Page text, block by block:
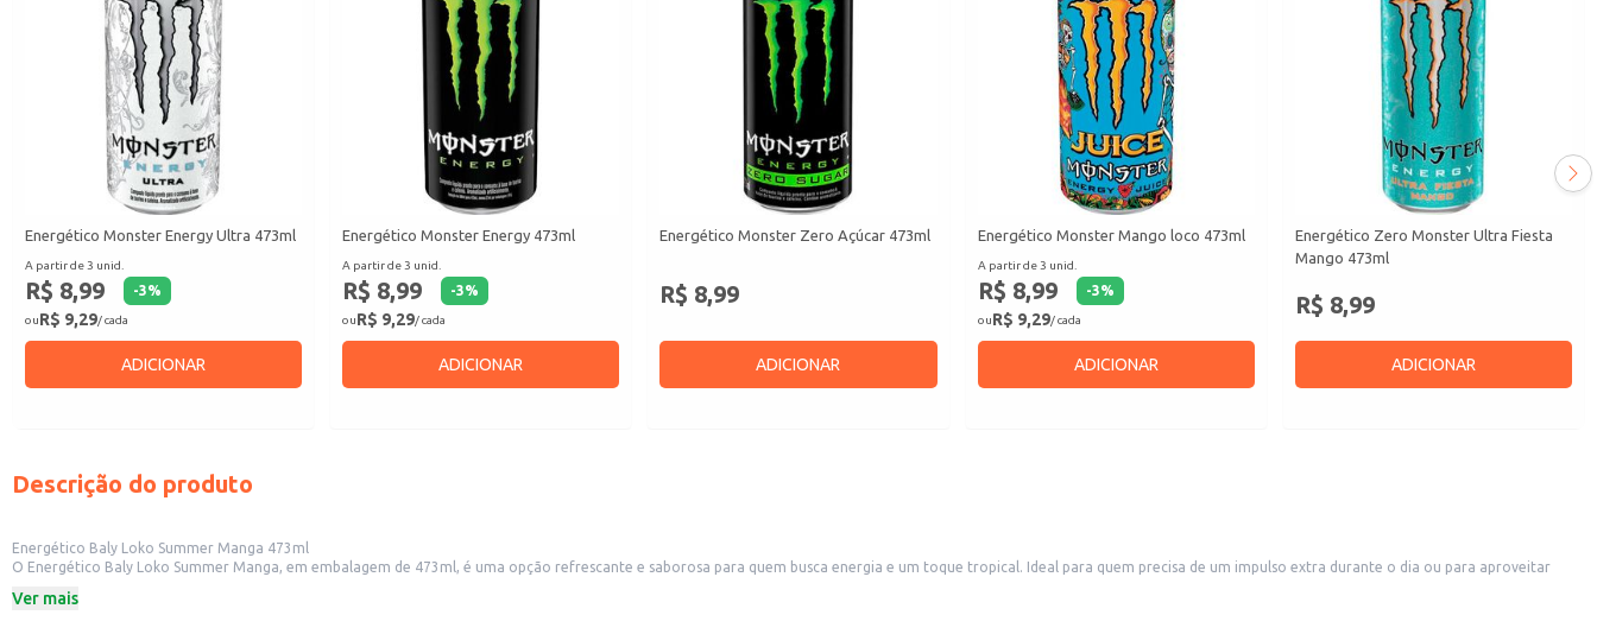
Energético Monster Energy Ultra 473ml
A partir de 3 unid.
R$ 8,99 -3%
ouR$ 9,29/ cada
ADICIONAR
Energético Monster Energy 473ml
A partir de 3 unid.
R$ 8,99 -3%
ouR$ 9,29/ cada
ADICIONAR
Energético Monster Zero Açúcar 473ml
R$ 8,99
ADICIONAR
Energético Monster Mango loco 473ml
A partir de 3 unid.
R$ 8,99 -3%
ouR$ 9,29/ cada
ADICIONAR
Energético Zero Monster Ultra Fiesta
Mango 473ml
R$ 8,99
ADICIONAR
Descrição do produto
Energético Baly Loko Summer Manga 473ml
O Energético Baly Loko Summer Manga, em embalagem de 473ml, é uma opção refrescante e saborosa para quem busca energia e um toque tropical. Ideal para quem precisa de um impulso extra durante o dia ou para aproveitar
Este energético é uma escolha prática para:
Ver mais